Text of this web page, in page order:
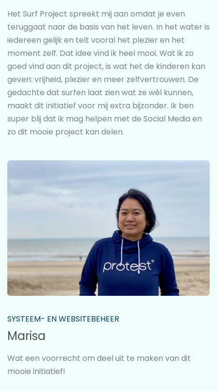
Het Surf Project spreekt mij aan omdat je even
teruggaat naar de basis van het leven. In het water is
iedereen gelijk en telt vooral het plezier en het
moment zelf. Dat idee vind ik heel mooi. Wat ik zo
goed vind aan dit project, is wat het de kinderen kan
geven: vrijheid, plezier en meer zelfvertrouwen. De
gedachte dat surfen laat zien wat ze wél kunnen,
maakt dit initiatief voor mij extra bijzonder. Ik ben
super blij dat ik mag helpen met de Social Media en
zo dit mooie project kan delen.
Marisa
SYSTEEM- EN WEBSITEBEHEER
Wat een voorrecht om deel uit te maken van dit
mooie initiatief!